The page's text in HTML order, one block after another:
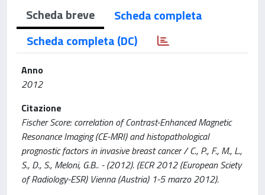
Scheda breve
Scheda completa
Scheda completa (DC)
Anno
2012
Citazione
Fischer Score: correlation of Contrast-Enhanced Magnetic
Resonance Imaging (CE-MRI) and histopathological
prognostic factors in invasive breast cancer / C., P., F., M., L.,
S., D., S., Meloni, G.B.. - (2012). (ECR 2012 (European Sciety
of Radiology-ESR) Vienna (Austria) 1-5 marzo 2012).